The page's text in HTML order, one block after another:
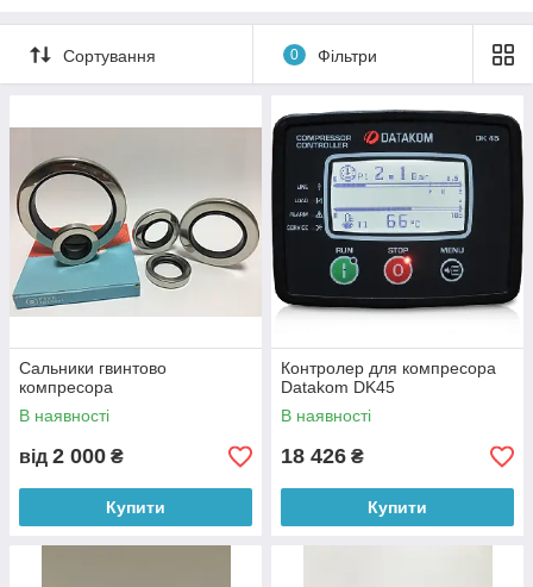
Сортування 0 Фільтри
Сальники гвинтово
компресора
В наявності
від 2 000 ₴
Купити
Контролер для компресора
Datakom DK45
В наявності
18 426 ₴
Купити